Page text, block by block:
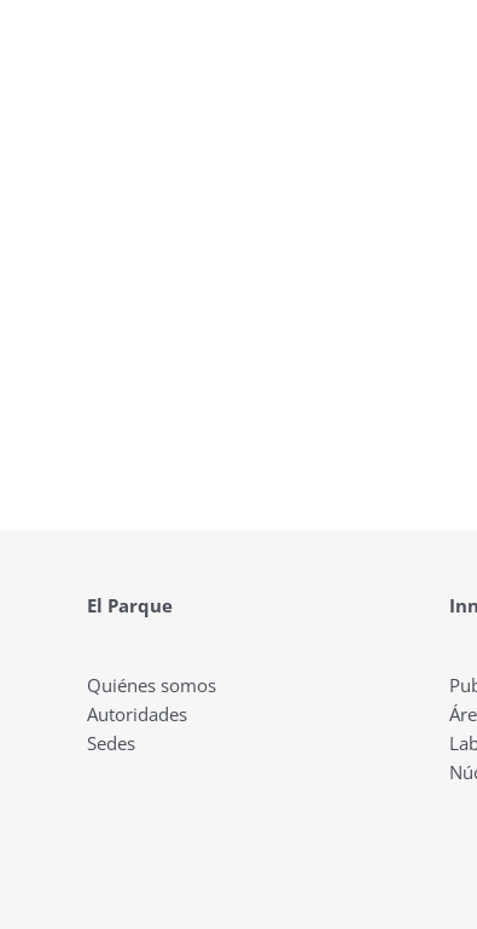
El Parque
Quiénes somos
Autoridades
Sedes